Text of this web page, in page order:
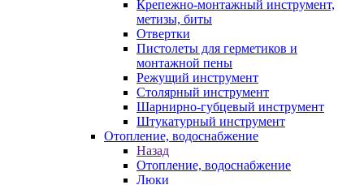
Крепежно-монтажный инструмент,
метизы, биты
Отвертки
Пистолеты для герметиков и
монтажной пены
Режущий инструмент
Столярный инструмент
Шарнирно-губцевый инструмент
Штукатурный инструмент
Отопление, водоснабжение
Назад
Отопление, водоснабжение
Люки